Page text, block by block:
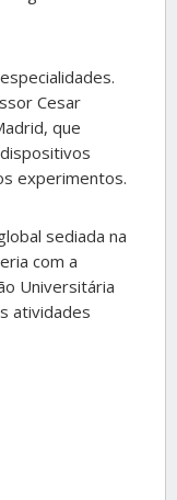
Cesar
que
experimentos.
sediada na
com a
Universitária
atividades